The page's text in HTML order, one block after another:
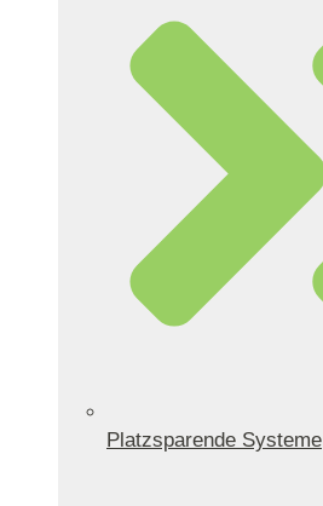
Platzsparende Systeme